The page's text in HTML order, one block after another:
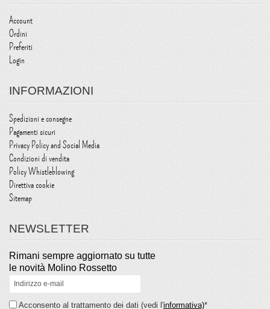
Account
Ordini
Preferiti
Login
INFORMAZIONI
Spedizioni e consegne
Pagamenti sicuri
Privacy Policy and Social Media
Condizioni di vendita
Policy Whistleblowing
Direttiva cookie
Sitemap
NEWSLETTER
Rimani sempre aggiornato su tutte
le novità Molino Rossetto
Acconsento al trattamento dei dati (vedi l'informativa)*